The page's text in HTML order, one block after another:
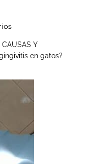
CAUSAS Y
en gatos?